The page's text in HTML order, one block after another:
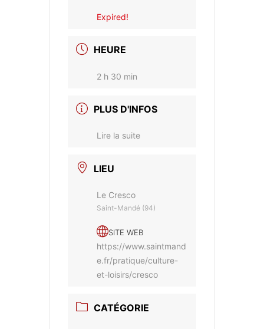
Expired!
HEURE
2 h 30 min
PLUS D'INFOS
Lire la suite
LIEU
Le Cresco
Saint-Mandé (94)
SITE WEB
https://www.saintmand
e.fr/pratique/culture-
et-loisirs/cresco
CATÉGORIE